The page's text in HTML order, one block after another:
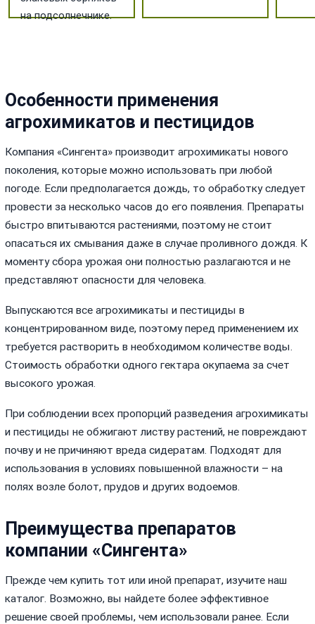
на подсолнечнике.
Особенности применения
агрохимикатов и пестицидов
Компания «Сингента» производит агрохимикаты нового
поколения, которые можно использовать при любой
погоде. Если предполагается дождь, то обработку следует
провести за несколько часов до его появления. Препараты
быстро впитываются растениями, поэтому не стоит
опасаться их смывания даже в случае проливного дождя. К
моменту сбора урожая они полностью разлагаются и не
представляют опасности для человека.
Выпускаются все агрохимикаты и пестициды в
концентрированном виде, поэтому перед применением их
требуется растворить в необходимом количестве воды.
Стоимость обработки одного гектара окупаема за счет
высокого урожая.
При соблюдении всех пропорций разведения агрохимикаты
и пестициды не обжигают листву растений, не повреждают
почву и не причиняют вреда сидератам. Подходят для
использования в условиях повышенной влажности – на
полях возле болот, прудов и других водоемов.
Преимущества препаратов
компании «Сингента»
Прежде чем купить тот или иной препарат, изучите наш
каталог. Возможно, вы найдете более эффективное
решение своей проблемы, чем использовали ранее. Если